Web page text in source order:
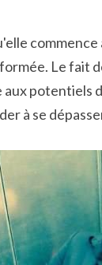
Le fait
potentiels
à se